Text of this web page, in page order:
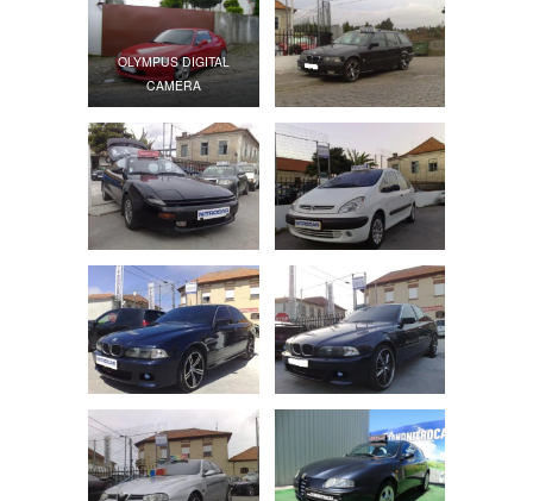
OLYMPUS DIGITAL
CAMERA